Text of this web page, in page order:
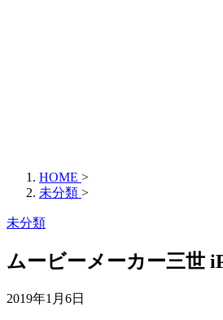
HOME >
未分類 >
未分類
ムービーメーカー三世
2019年1月6日